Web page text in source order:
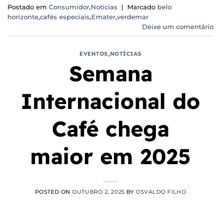
Postado em Consumidor,Notícias | Marcado belo
horizonte,cafés especiais,Emater,verdemar
Deixe um comentário
EVENTOS,NOTÍCIAS
Semana
Internacional do
Café chega
maior em 2025
POSTED ONOUTUBRO 2, 2025 BY OSVALDO FILHO